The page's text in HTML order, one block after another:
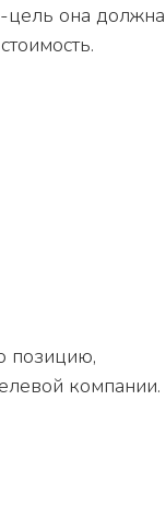
цель она должна
позицию,
компании.